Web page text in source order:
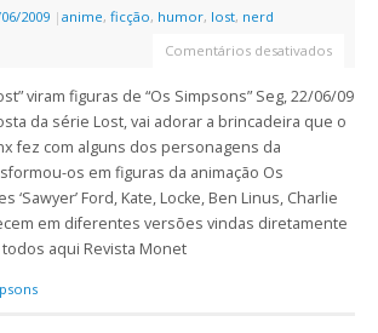
2009 | anime, ficção, humor, lost, nerd
Comentários desativados
viram figuras de “Os Simpsons” Seg, 22/06/09
da série Lost, vai adorar a brincadeira que o
fez com alguns dos personagens da
os em figuras da animação Os
‘Sawyer’ Ford, Kate, Locke, Ben Linus, Charlie
em diferentes versões vindas diretamente
aqui Revista Monet